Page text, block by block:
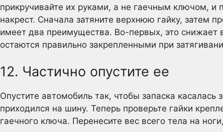
прикручивайте их руками, а не гаечным ключом, и
накрест. Сначала затяните верхнюю гайку, затем
имеет два преимущества. Во-первых, это снижает
остаются правильно закрепленными при
12. Частично опустите ее
Опустите автомобиль так, чтобы запаска
приходился на шину. Теперь проверьте гайки
гаечного ключа. Перенесите вес всего тела на